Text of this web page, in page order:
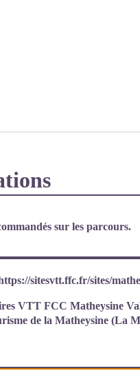
sur les parcours.
sitesvtt.ffc.fr/sites/
VTT FCC Matheysine
de la Matheysine (La